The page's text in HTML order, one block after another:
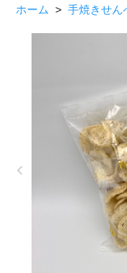
ホーム > 手焼きせん